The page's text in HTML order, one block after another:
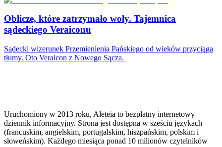
Oblicze, które zatrzymało woły. Tajemnica
sądeckiego Veraiconu
Sądecki wizerunek Przemienienia Pańskiego od wieków przyciąga
tłumy. Oto Veraicon z Nowego Sącza.
Uruchomiony w 2013 roku, Aleteia to bezpłatny internetowy
dziennik informacyjny. Strona jest dostępna w sześciu językach
(francuskim, angielskim, portugalskim, hiszpańskim, polskim i
słoweńskim). Każdego miesiąca ponad 10 milionów czytelników